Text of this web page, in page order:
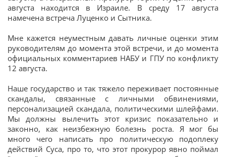
августа находится в Израиле. В среду 17 августа
намечена встреча Луценко и Сытника.
Мне кажется неуместным давать личные оценки этим
руководителям до момента этой встречи, и до момента
официальных комментариев НАБУ и ГПУ по конфликту
12 августа.
Наше государство и так тяжело переживает постоянные
скандалы, связанные с личными обвинениями,
персонализацией скандала, политическими шлейфами.
Мы должны вылечить этот кризис показательно и
законно, как неизбежную болезнь роста. Я мог бы
много чего написать про политическую подоплеку
действий Суса, про то, что этот прокурор явно поймал